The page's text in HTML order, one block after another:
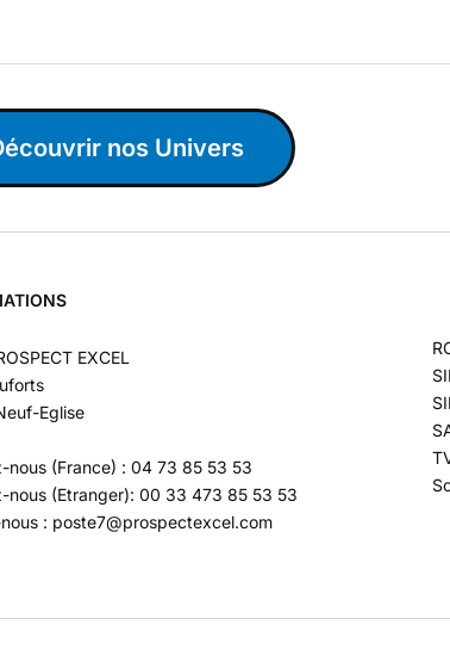
nos Univers
EXCEL
Eglise
nous (France) : 04 73 85 53 53
nous (Etranger): 00 33 473 85 53 53
: poste7@prospectexcel.com